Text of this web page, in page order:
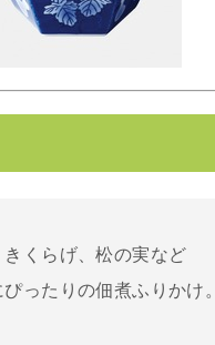
くらげ、松の実など
ったりの佃煮ふりかけ。